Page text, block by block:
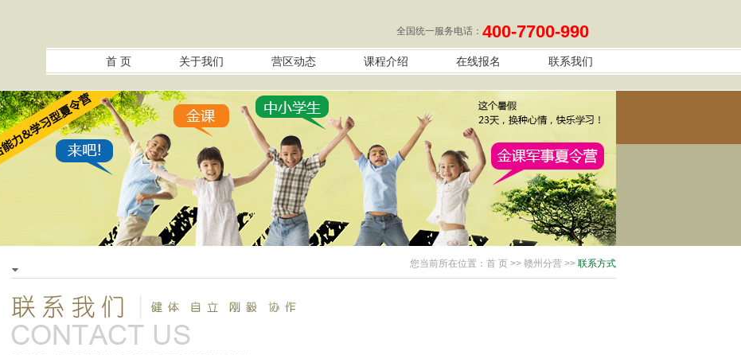
全国统一服务电话： 400-7700-990
首 页 关于我们 营区动态 课程介绍 在线报名 联系我们
您当前所在位置： 首 页 >> 赣州分营 >> 联系方式